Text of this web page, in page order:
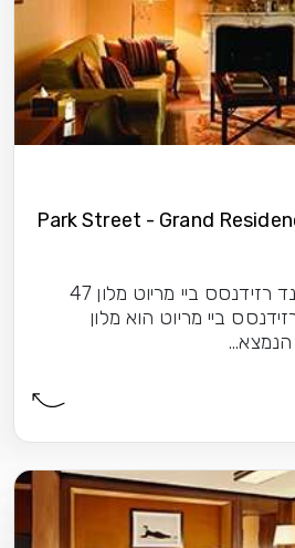
47 פארק סטריט גראנד רזידנסס ביי מריוט מלון 47
ביי מריוט הוא מלון